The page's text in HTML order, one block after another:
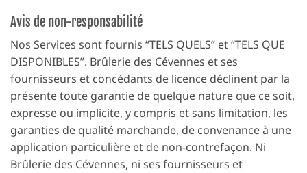
Avis de non-responsabilité
Nos Services sont fournis “TELS QUELS” et “TELS QUE
DISPONIBLES”. Brûlerie des Cévennes et ses
fournisseurs et concédants de licence déclinent par la
présente toute garantie de quelque nature que ce soit,
expresse ou implicite, y compris et sans limitation, les
garanties de qualité marchande, de convenance à une
application particulière et de non-contrefaçon. Ni
Brûlerie des Cévennes, ni ses fournisseurs et